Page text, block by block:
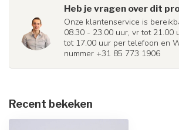
Heb je vragen over dit
Onze klantenservice is
08.30 - 23.00 uur, vr tot 21.00
tot 17.00 uur per telefoon en
nummer +31 85 773 1906
Recent bekeken